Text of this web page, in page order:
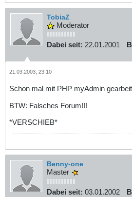
TobiaZ
Moderator
Dabei seit: 22.01.2001
21.03.2003, 23:10
Schon mal mit PHP myAdmin
BTW: Falsches Forum!!!
*VERSCHIEB*
Benny-one
Master
Dabei seit: 03.01.2002